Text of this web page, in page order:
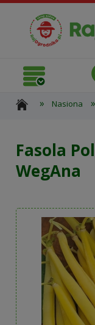
» Nasiona »
Fasola
WegAna